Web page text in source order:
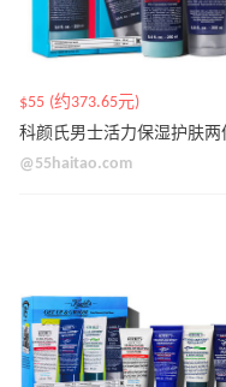
$55 (约373.65元)
@55haitao.com